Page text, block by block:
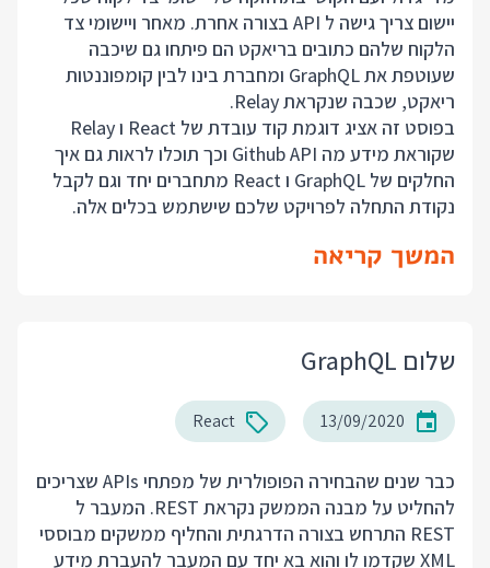
יישום צריך גישה ל API בצורה אחרת. מאחר ויישומי צד
הלקוח שלהם כתובים בריאקט הם פיתחו גם שיכבה
שעוטפת את GraphQL ומחברת בינו לבין קומפוננטות
ריאקט, שכבה שנקראת Relay.
בפוסט זה אציג דוגמת קוד עובדת של React ו Relay
שקוראת מידע מה Github API וכך תוכלו לראות גם איך
החלקים של GraphQL ו React מתחברים יחד וגם לקבל
נקודת התחלה לפרויקט שלכם שישתמש בכלים אלה.
המשך קריאה
שלום GraphQL
13/09/2020
React
כבר שנים שהבחירה הפופולרית של מפתחי APIs שצריכים
להחליט על מבנה הממשק נקראת REST. המעבר ל
REST התרחש בצורה הדרגתית והחליף ממשקים מבוססי
XML שקדמו לו והוא בא יחד עם המעבר להעברת מידע